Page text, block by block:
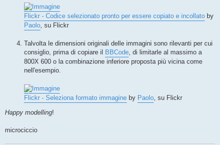
Flickr - Codice selezionato pronto per essere copiato e incollato by
Paolo, su Flickr
Talvolta le dimensioni originali delle immagini sono rilevanti per cui
consiglio, prima di copiare il
BBCode, di limitarle al massimo a
800X 600 o la combinazione inferiore proposta più vicina come
nell'esempio.
Flickr - Seleziona formato immagine by Paolo , su Flickr
Happy modelling!
microciccio